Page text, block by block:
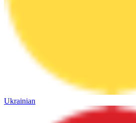
Ukrainian